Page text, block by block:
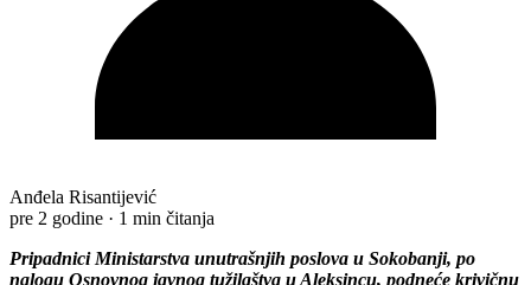
Anđela Risantijević
pre 2 godine · 1 min čitanja
Pripadnici Ministarstva unutrašnjih poslova u Sokobanji, po
nalogu Osnovnog javnog tužilaštva u Aleksincu, podneće krivičnu